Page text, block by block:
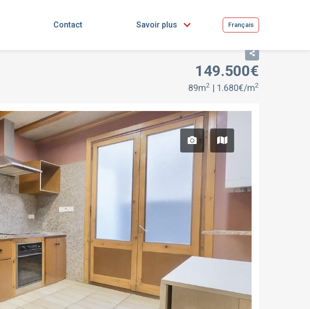
Contact Savoir plus Français
149.500€
89m2 | 1.680€/m2